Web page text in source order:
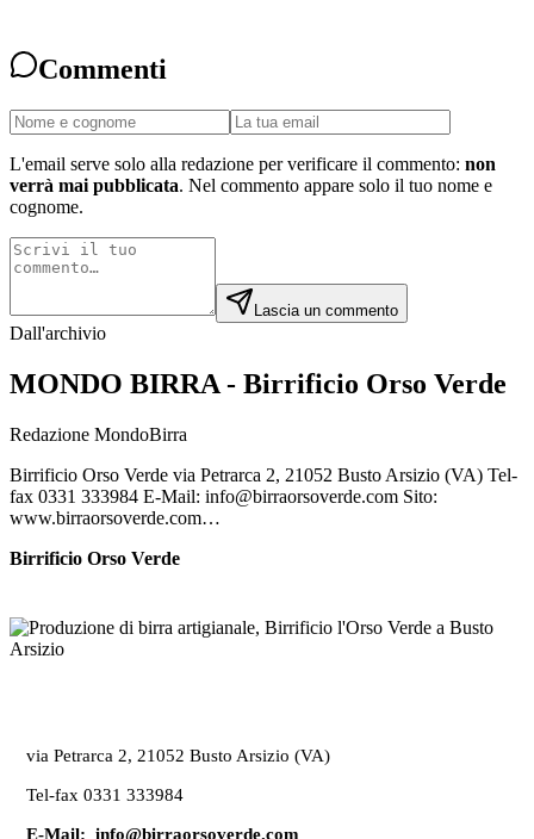
Commenti
L'email serve solo alla redazione per verificare il commento: non
verrà mai pubblicata. Nel commento appare solo il tuo nome e
cognome.
Lascia un commento
Dall'archivio
MONDO BIRRA - Birrificio Orso Verde
Redazione MondoBirra
Birrificio Orso Verde via Petrarca 2, 21052 Busto Arsizio (VA) Tel-
fax 0331 333984 E-Mail: info@birraorsoverde.com Sito:
www.birraorsoverde.com…
Birrificio Orso Verde
via Petrarca 2, 21052 Busto Arsizio (VA)
Tel-fax 0331 333984
E-Mail: info@birraorsoverde.com